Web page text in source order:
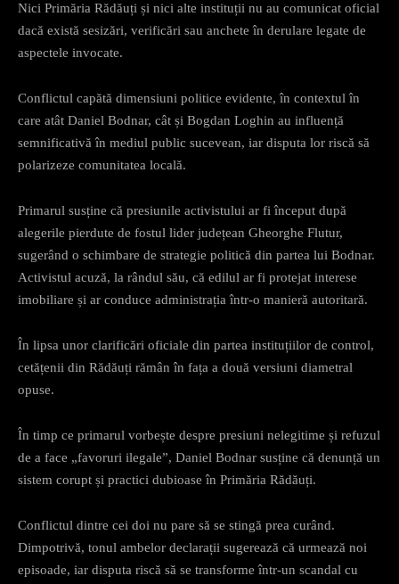
Nici Primăria Rădăuți și nici alte instituții nu au comunicat oficial
dacă există sesizări, verificări sau anchete în derulare legate de
aspectele invocate.
Conflictul capătă dimensiuni politice evidente, în contextul în
care atât Daniel Bodnar, cât și Bogdan Loghin au influență
semnificativă în mediul public sucevean, iar disputa lor riscă să
polarizeze comunitatea locală.
Primarul susține că presiunile activistului ar fi început după
alegerile pierdute de fostul lider județean Gheorghe Flutur,
sugerând o schimbare de strategie politică din partea lui Bodnar.
Activistul acuză, la rândul său, că edilul ar fi protejat interese
imobiliare și ar conduce administrația într-o manieră autoritară.
În lipsa unor clarificări oficiale din partea instituțiilor de control,
cetățenii din Rădăuți rămân în fața a două versiuni diametral
opuse.
În timp ce primarul vorbește despre presiuni nelegitime și refuzul
de a face „favoruri ilegale”, Daniel Bodnar susține că denunță un
sistem corupt și practici dubioase în Primăria Rădăuți.
Conflictul dintre cei doi nu pare să se stingă prea curând.
Dimpotrivă, tonul ambelor declarații sugerează că urmează noi
episoade, iar disputa riscă să se transforme într-un scandal cu